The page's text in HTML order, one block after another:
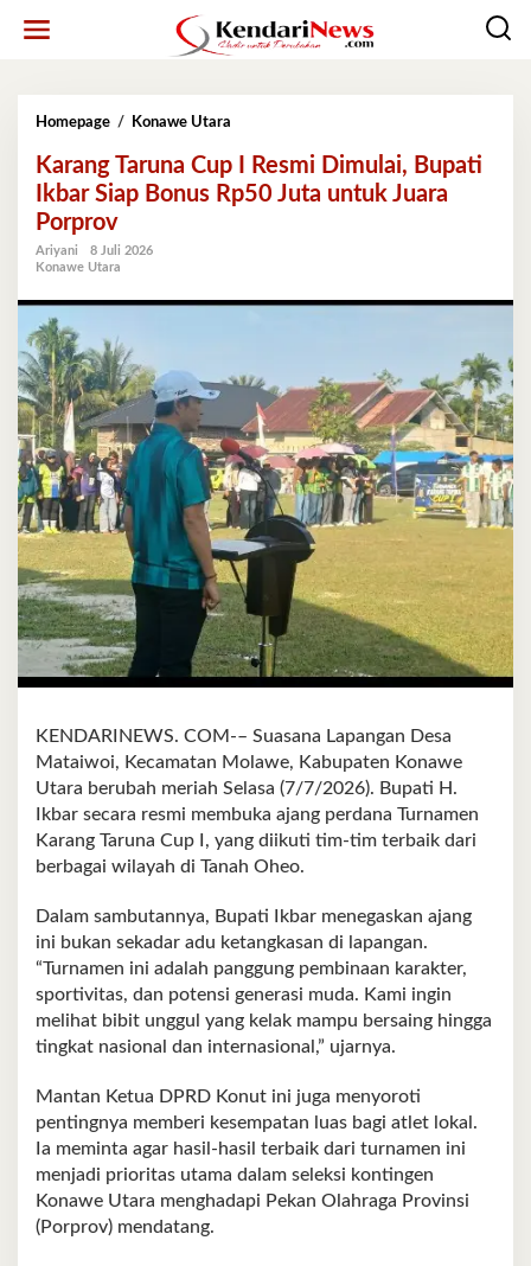
Homepage / Konawe Utara
Cup
I
Resmi
untuk
Juara
Porprov
Karang Taruna Cup I Resmi Dimulai, Bupati
Ikbar Siap Bonus Rp50 Juta untuk Juara
Porprov
Ariyani
8 Juli 2026
Konawe Utara
KENDARINEWS. COM-– Suasana Lapangan Desa
Mataiwoi, Kecamatan Molawe, Kabupaten Konawe
Utara berubah meriah Selasa (7/7/2026). Bupati H.
Ikbar secara resmi membuka ajang perdana Turnamen
Karang Taruna Cup I, yang diikuti tim-tim terbaik dari
berbagai wilayah di Tanah Oheo.
Dalam sambutannya, Bupati Ikbar menegaskan ajang
ini bukan sekadar adu ketangkasan di lapangan.
“Turnamen ini adalah panggung pembinaan karakter,
sportivitas, dan potensi generasi muda. Kami ingin
melihat bibit unggul yang kelak mampu bersaing hingga
tingkat nasional dan internasional,” ujarnya.
Mantan Ketua DPRD Konut ini juga menyoroti
pentingnya memberi kesempatan luas bagi atlet lokal.
Ia meminta agar hasil-hasil terbaik dari turnamen ini
menjadi prioritas utama dalam seleksi kontingen
Konawe Utara menghadapi Pekan Olahraga Provinsi
(Porprov) mendatang.